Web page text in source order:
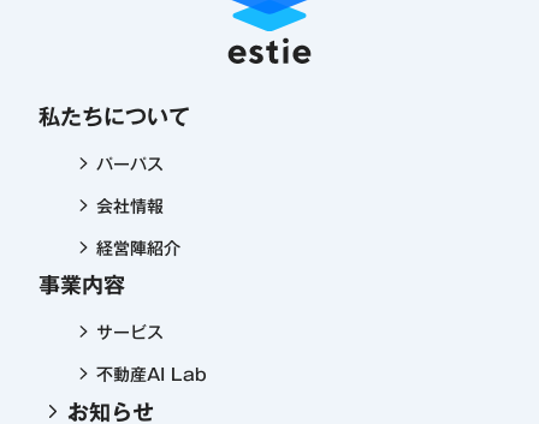
私たちについて
パーパス
会社情報
経営陣紹介
事業内容
サービス
不動産AI Lab
お知らせ